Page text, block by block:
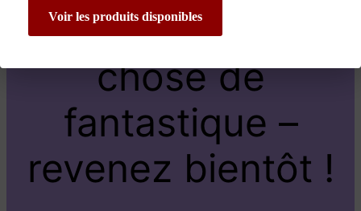
sur quelque
chose de
fantastique –
revenez bientôt !
Voir les produits disponibles